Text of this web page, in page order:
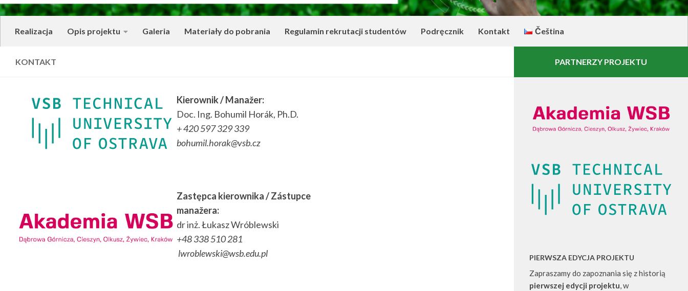
Realizacja Opis projektu Galeria Materiały do pobrania Regulamin rekrutacji studentów Podręcznik Kontakt Čeština
KONTAKT
Kierownik /Manažer:
Doc. Ing. Bohumil Horák, Ph.D.
+ 420 597 329 339
bohumil.horak@vsb.cz
Zastępca kierownika /Zástupce
manažera:
dr inż. Łukasz Wróblewski
+48 338 510 281
lwroblewski@wsb.edu.pl
PARTNERZY PROJEKTU
PIERWSZA EDYCJA PROJEKTU
Zapraszamy do zapoznania się z historią
pierwszej edycji projektu, w